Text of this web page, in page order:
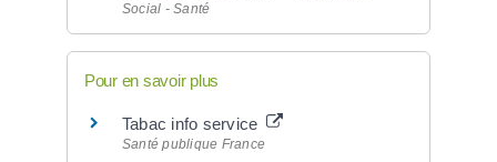
Social - Santé
Pour en savoir plus
Tabac info service
Santé publique France